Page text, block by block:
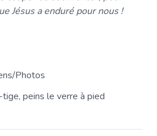
Jésus a enduré pour nous !
Photos
peins le verre à pied